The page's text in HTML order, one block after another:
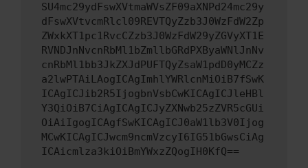
SU4mc29ydFswXVtmaWVsZF09aXNPd24mc29y
dFswXVtvcmRlcl09REVTQyZzb3J0WzFdW2Zp
ZWxkXT1pc1RvcCZzb3J0WzFdW29yZGVyXT1E
RVNDJnNvcnRbMl1bZmllbGRdPXByaWNlJnNv
cnRbMl1bb3JkZXJdPUFTQyZsaW1pdD0yMCZz
a2lwPTAiLAogICAgImhlYWRlcnMiOiB7fSwK
ICAgICJib2R5IjogbnVsbCwKICAgICJleHBl
Y3QiOiB7CiAgICAgICJyZXNwb25zZVR5cGUi
OiAiIgogICAgfSwKICAgICJ0aW1lb3V0Ijog
MCwKICAgICJwcm9ncmVzcyI6IG51bGwsCiAg
ICAicmlza3kiOiBmYWxzZQogIH0KfQ==